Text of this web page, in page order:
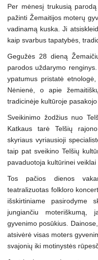
Per mėnesį trukusią
pažinti Žemaitijos moterų
vadinamą kuska. Ji
kaip svarbus tapatybės,
Gegužės 28 dieną
parodos uždarymo
ypatumus pristatė
Nėnienė, o apie
tradicinėje kultūroje
Sveikinimo žodžius nuo
Katkaus tarė Telšių
skyriaus vyriausioji
taip pat sveikino Telšių
pavaduotoja kultūrinei
Tos pačios dienos
teatralizuotas folkloro
išskirtiniame pasirodyme
jungiančiu moteriškumą,
gyvenimo posūkius.
atsivėrė visas moters
svajonių iki motinystės